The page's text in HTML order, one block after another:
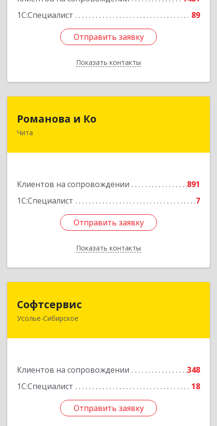
1С:Специалист
89
Отправить заявку
Показать контакты
Отправить заявку
Назад
Романова и Ко
Чита
Клиентов на сопровождении
891
1С:Специалист
7
Отправить заявку
Показать контакты
672000, Забайкальский край, Чита г, Анохина
Отправить заявку
Назад
Софтсервис
Усолье-Сибирское
Клиентов на сопровождении
348
1С:Специалист
18
Отправить заявку
665451, Иркутская обл, Усолье-Сибирское г,
Отправить заявку